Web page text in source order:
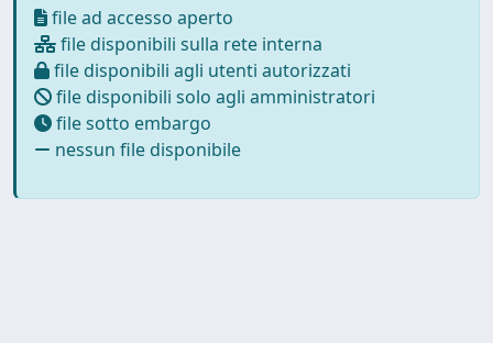
file ad accesso aperto
file disponibili sulla rete interna
file disponibili agli utenti autorizzati
file disponibili solo agli amministratori
file sotto embargo
nessun file disponibile